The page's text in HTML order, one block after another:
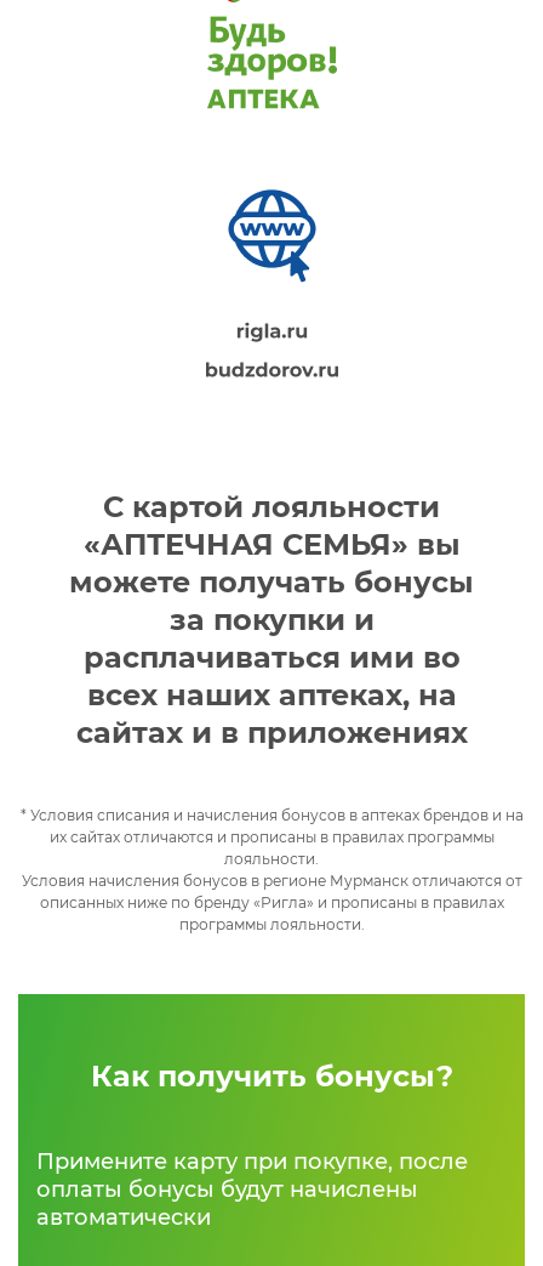
С картой лояльности
«АПТЕЧНАЯ СЕМЬЯ» вы
можете получать бонусы
за покупки и
расплачиваться ими во
всех наших аптеках, на
сайтах и в приложениях
* Условия списания и начисления бонусов в аптеках брендов и на
их сайтах отличаются и прописаны в правилах программы
лояльности.
Условия начисления бонусов в регионе Мурманск отличаются от
описанных ниже по бренду «Ригла» и прописаны в правилах
программы лояльности.
Как получить бонусы?
Примените карту при покупке, после
оплаты бонусы будут начислены
автоматически